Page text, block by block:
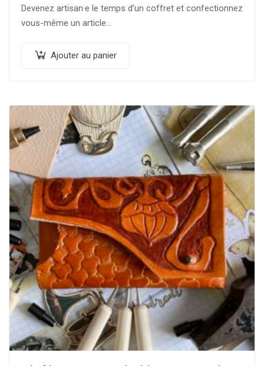
Devenez artisan·e le temps d’un coffret et confectionnez
vous-même un article…
Ajouter au panier